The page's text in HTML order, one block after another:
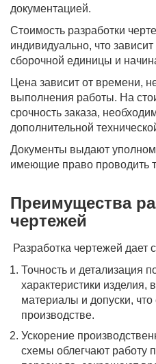
документацией.
Стоимость разработки
индивидуально, что
сборочной единицы и
Цена зависит от времени,
выполнения работы. На
срочность заказа,
дополнительной
Документы выдают
имеющие право проводить
Преимущества
чертежей
Разработка чертежей
Точность и детализация
характеристики изделия,
материалы и допуски,
производстве.
Ускорение
схемы облегчают работу